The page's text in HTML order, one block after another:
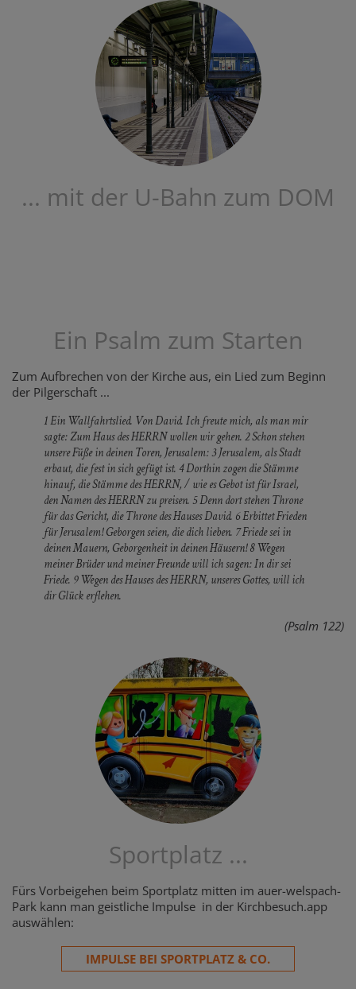
... mit der U-Bahn zum DOM
Ein Psalm zum Starten
Zum Aufbrechen von der Kirche aus, ein Lied zum Beginn
der Pilgerschaft ...
1 Ein Wallfahrtslied. Von David. Ich freute mich, als man mir
sagte: Zum Haus des HERRN wollen wir gehen. 2 Schon stehen
unsere Füße in deinen Toren, Jerusalem: 3 Jerusalem, als Stadt
erbaut, die fest in sich gefügt ist. 4 Dorthin zogen die Stämme
hinauf, die Stämme des HERRN, / wie es Gebot ist für Israel,
den Namen des HERRN zu preisen. 5 Denn dort stehen Throne
für das Gericht, die Throne des Hauses David. 6 Erbittet Frieden
für Jerusalem! Geborgen seien, die dich lieben. 7 Friede sei in
deinen Mauern, Geborgenheit in deinen Häusern! 8 Wegen
meiner Brüder und meiner Freunde will ich sagen: In dir sei
Friede. 9 Wegen des Hauses des HERRN, unseres Gottes, will ich
dir Glück erflehen.
(Psalm 122)
Sportplatz ...
Fürs Vorbeigehen beim Sportplatz mitten im auer-welspach-
Park kann man geistliche Impulse in der Kirchbesuch.app
auswählen:
IMPULSE BEI SPORTPLATZ & CO.